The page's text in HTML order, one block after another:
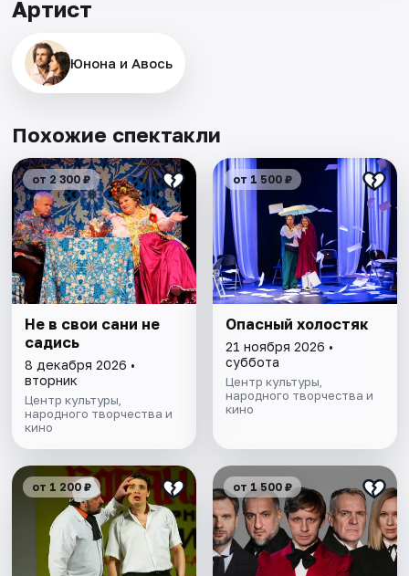
Артист
Юнона и Авось
Похожие спектакли
от 2 300 ₽
Не в свои сани не
садись
8 декабря 2026 •
вторник
Центр культуры,
народного творчества и
кино
от 1 500 ₽
Опасный холостяк
21 ноября 2026 •
суббота
Центр культуры,
народного творчества и
кино
от 1 200 ₽ от 1 500 ₽